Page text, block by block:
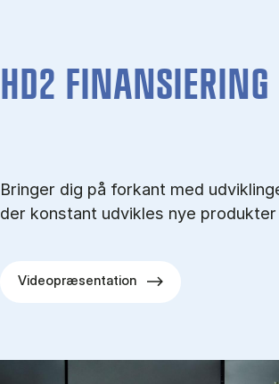
HD2 FI­NAN­SI­E­RING
Bringer dig på forkant med
der konstant udvikles nye
Videopræsentation